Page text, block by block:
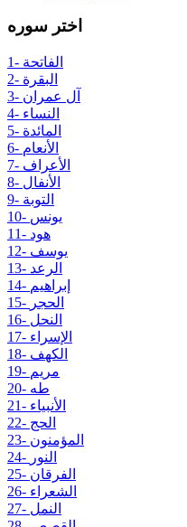
اختر سوره
1- الفاتحة
2- البقرة
3- آل عمران
4- النساء
5- المائدة
6- الأنعام
7- الأعراف
8- الأنفال
9- التوبة
10- يونس
11- هود
12- يوسف
13- الرعد
14- إبراهيم
15- الحجر
16- النحل
17- الإسراء
18- الكهف
19- مريم
20- طه
21- الأنبياء
22- الحج
23- المؤمنون
24- النور
25- الفرقان
26- الشعراء
27- النمل